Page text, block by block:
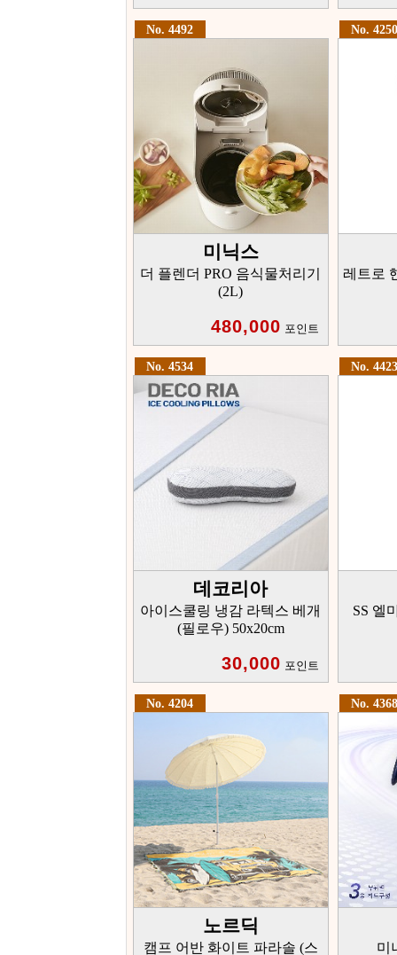
No. 4492
미닉스
더 플렌더 PRO 음식물처리기
(2L)
480,000 포인트
No. 4250
레트로
No. 4534
데코리아
아이스쿨링 냉감 라텍스 베개
(필로우) 50x20cm
30,000 포인트
No. 4423
SS 엘
No. 4204
노르딕
캠프 어반 화이트 파라솔 (스
No. 4368
미